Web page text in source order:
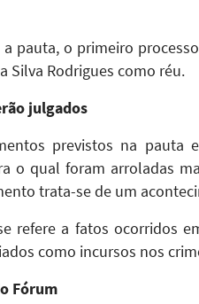
a pauta, o primeiro
Silva Rodrigues como réu.
julgados
previstos na pauta
o qual foram arroladas
trata-se de um
refere a fatos ocorridos
como incursos nos
Fórum